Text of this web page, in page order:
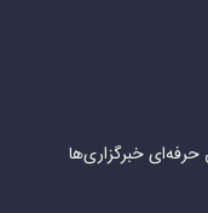
حرفه‌ای خبرگزاری‌ها